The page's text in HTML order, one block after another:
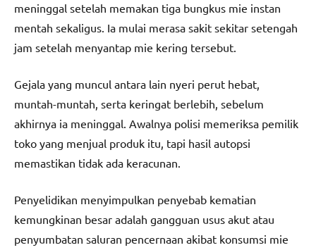
meninggal setelah memakan tiga bungkus mie instan
mentah sekaligus. Ia mulai merasa sakit sekitar setengah
jam setelah menyantap mie kering tersebut.
Gejala yang muncul antara lain nyeri perut hebat,
muntah-muntah, serta keringat berlebih, sebelum
akhirnya ia meninggal. Awalnya polisi memeriksa pemilik
toko yang menjual produk itu, tapi hasil autopsi
memastikan tidak ada keracunan.
Penyelidikan menyimpulkan penyebab kematian
kemungkinan besar adalah gangguan usus akut atau
penyumbatan saluran pencernaan akibat konsumsi mie